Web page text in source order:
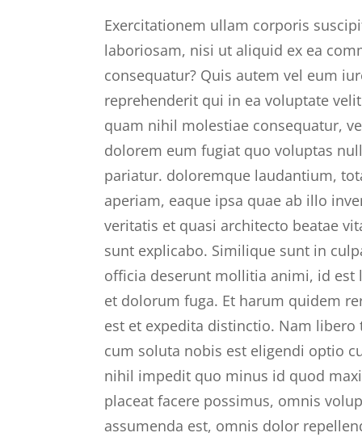
Exercitationem ullam corporis
laboriosam, nisi ut aliquid ex ea
consequatur? Quis autem vel eum
reprehenderit qui in ea voluptate
quam nihil molestiae consequatur,
dolorem eum fugiat quo voluptas
pariatur. doloremque laudantium,
aperiam, eaque ipsa quae ab illo
veritatis et quasi architecto beatae
sunt explicabo. Similique sunt in
officia deserunt mollitia animi, id est
et dolorum fuga. Et harum quidem
est et expedita distinctio. Nam libero
cum soluta nobis est eligendi optio
nihil impedit quo minus id quod
placeat facere possimus, omnis
assumenda est, omnis dolor